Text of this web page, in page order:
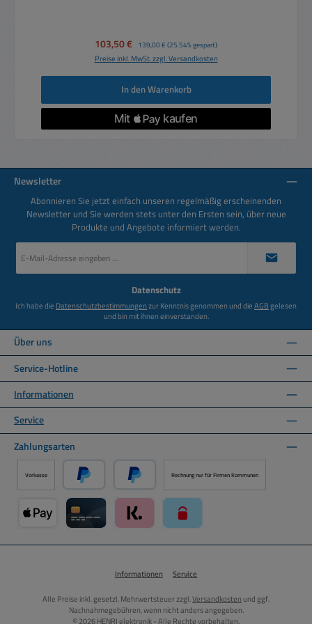
Verkaufspreis:
103,50 € Regulärer Preis:
139,00 € (25.54% gespart)
Preise inkl. MwSt. zzgl. Versandkosten
In den Warenkorb
Newsletter
Abonnieren Sie jetzt einfach unseren regelmäßig erscheinenden
Newsletter und Sie werden stets unter den Ersten sein, über neue
Produkte und Angebote informiert werden.
Mail-
Datenschutz
Ich habe die Datenschutzbestimmungenzur Kenntnis genommen und dieAGBgelesen
und bin mit ihnen einverstanden.
Über uns
Service-Hotline
Informationen
Service
Zahlungsarten
Vorkasse
PayPal Später Bezahlen über PayPal
Rechnung nur für Firmen Kommunen
Informationen Service
Alle Preise inkl. gesetzl. Mehrwertsteuer zzgl.Versandkosten und ggf.
Nachnahmegebühren, wenn nicht anders angegeben.
© 2026 HENRI elektronik - Alle Rechte vorbehalten.